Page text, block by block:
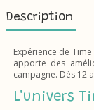
Description
Expérience de
apporte des
campagne. Dès 12
L'univers